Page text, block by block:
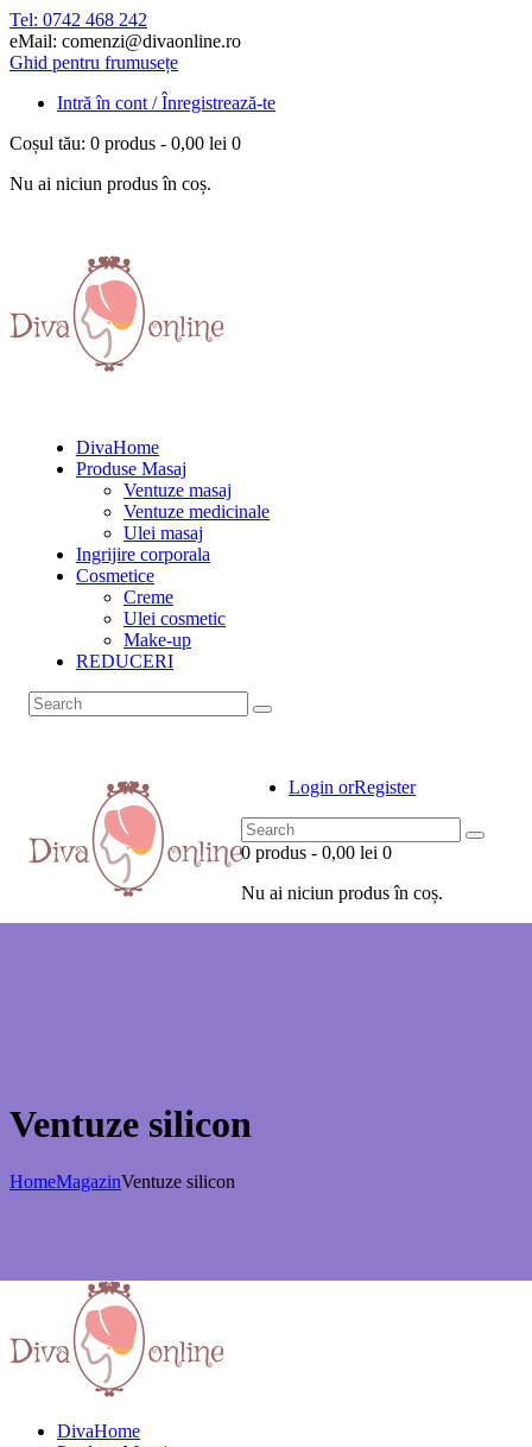
Tel: 0742 468 242
eMail: comenzi@divaonline.ro
Ghid pentru frumusețe
Intră în cont / Înregistrează-te
Coșul tău: 0 produs - 0,00 lei 0
Nu ai niciun produs în coș.
DivaHome
Produse Masaj
Ventuze masaj
Ventuze medicinale
Ulei masaj
Ingrijire corporala
Cosmetice
Creme
Ulei cosmetic
Make-up
REDUCERI
Login orRegister
0 produs -0,00 lei 0
Nu ai niciun produs în coș.
Ventuze silicon
HomeMagazinVentuze silicon
DivaHome